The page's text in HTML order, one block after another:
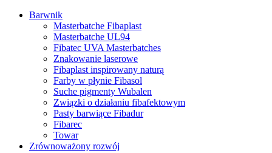
Barwnik
Masterbatche Fibaplast
Masterbatche UL94
Fibatec UVA Masterbatches
Znakowanie laserowe
Fibaplast inspirowany naturą
Farby w płynie Fibasol
Suche pigmenty Wubalen
Związki o działaniu fibafektowym
Pasty barwiące Fibadur
Fibarec
Towar
Zrównoważony rozwój